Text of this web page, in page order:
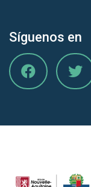
Síguenos en